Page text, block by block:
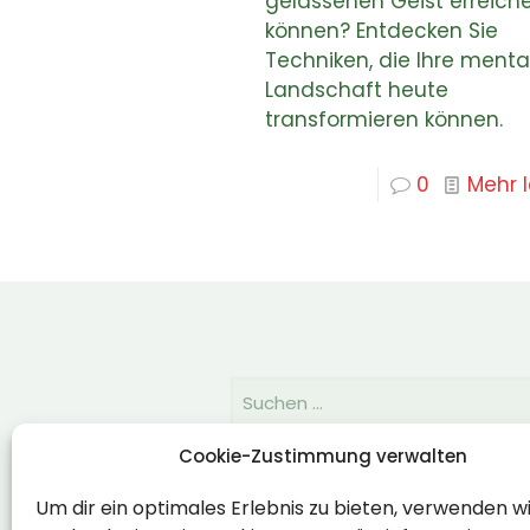
Cookie-Zustimmung verwalten
Um dir ein optimales Erlebnis zu bieten, verwenden
können? Entdecken Sie
Techniken, die Ihre
Landschaft heute
transformieren können.
0 Mehr